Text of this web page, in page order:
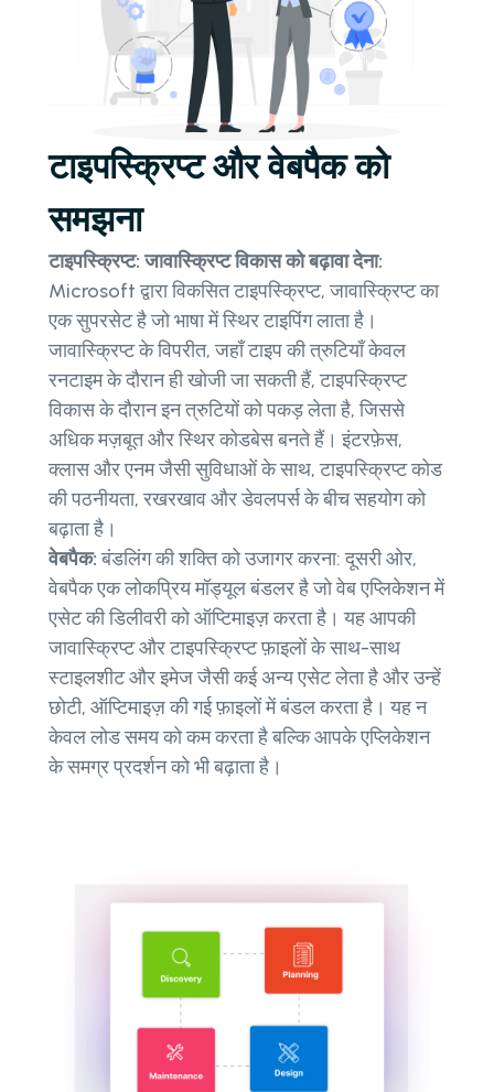
टाइपस्क्रिप्ट और वेबपैक को
समझना
टाइपस्क्रिप्ट: जावास्क्रिप्ट विकास को बढ़ावा देना:
Microsoft द्वारा विकसित टाइपस्क्रिप्ट, जावास्क्रिप्ट का
एक सुपरसेट है जो भाषा में स्थिर टाइपिंग लाता है।
जावास्क्रिप्ट के विपरीत, जहाँ टाइप की त्रुटियाँ केवल
रनटाइम के दौरान ही खोजी जा सकती हैं, टाइपस्क्रिप्ट
विकास के दौरान इन त्रुटियों को पकड़ लेता है, जिससे
अधिक मज़बूत और स्थिर कोडबेस बनते हैं। इंटरफ़ेस,
क्लास और एनम जैसी सुविधाओं के साथ, टाइपस्क्रिप्ट कोड
की पठनीयता, रखरखाव और डेवलपर्स के बीच सहयोग को
बढ़ाता है।
वेबपैक:बंडलिंग की शक्ति को उजागर करना: दूसरी ओर,
वेबपैक एक लोकप्रिय मॉड्यूल बंडलर है जो वेब एप्लिकेशन में
एसेट की डिलीवरी को ऑप्टिमाइज़ करता है। यह आपकी
जावास्क्रिप्ट और टाइपस्क्रिप्ट फ़ाइलों के साथ-साथ
स्टाइलशीट और इमेज जैसी कई अन्य एसेट लेता है और उन्हें
छोटी, ऑप्टिमाइज़ की गई फ़ाइलों में बंडल करता है। यह न
केवल लोड समय को कम करता है बल्कि आपके एप्लिकेशन
के समग्र प्रदर्शन को भी बढ़ाता है।